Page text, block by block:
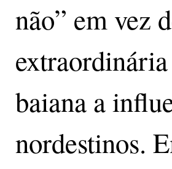
não” em vez
baiana a
nordestinos.